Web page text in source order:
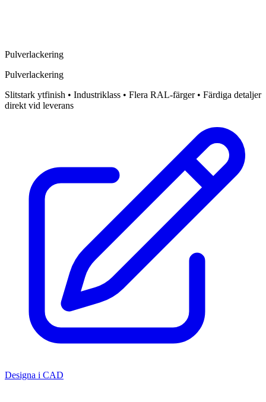
Pulverlackering
Pulverlackering
Slitstark ytfinish • Industriklass • Flera RAL-färger • Färdiga detaljer
direkt vid leverans
Designa i CAD